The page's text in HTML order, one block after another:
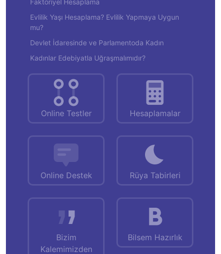
Faktöriyel Hesaplama
Evlilik Yaşı Hesaplama? Evlilik Yapmaya Uygun
mu?
Devlet İdaresinde ve Parlamentoda Kadın
Kadınlar Edebiyatla Uğraşmalımıdır?
Online Testler Hesaplamalar
Online Destek Rüya Tabirleri
Bizim
Kalemimizden
Bilsem Hazırlık